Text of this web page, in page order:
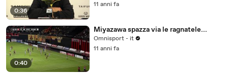
0:36
11 anni fa
0:40
Miyazawa spazza via le ragnatele...
Omnisport - it
11 anni fa